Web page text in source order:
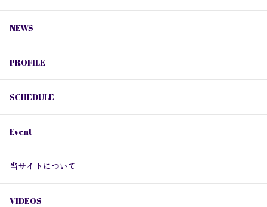
NEWS
PROFILE
SCHEDULE
Event
当サイトについて
VIDEOS